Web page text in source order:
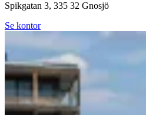
Spikgatan 3, 335 32 Gnosjö
Se kontor